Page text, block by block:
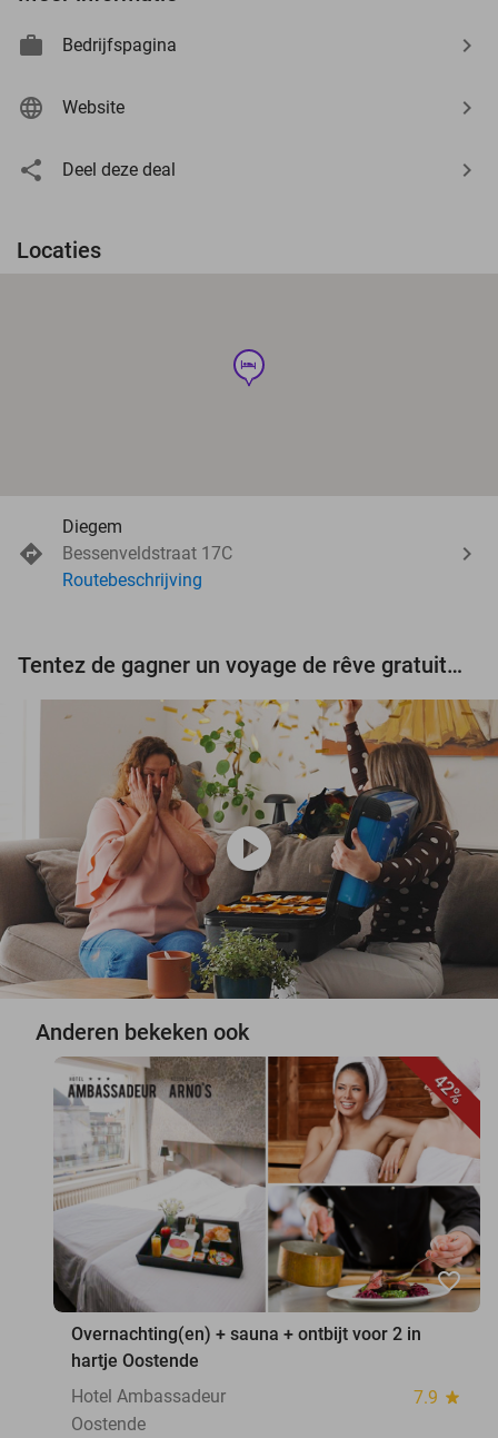
Bedrijfspagina
Website
Deel deze deal
Locaties
hotel
Diegem
Bessenveldstraat 17C
Routebeschrijving
Tentez de gagner un voyage de rêve gratuit d'une valeur de 3.000 € !
play_circle
Anderen bekeken ook
42%
favorite_border
Overnachting(en) + sauna + ontbijt voor 2 in
hartje Oostende
Hotel Ambassadeur
7.9 star
Oostende